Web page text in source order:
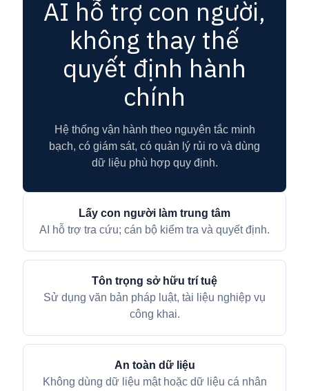
AI hỗ trợ con người,
không thay thế
quyết định hành
chính
Hệ thống vận hành theo nguyên tắc minh
bạch, có giám sát, có quản lý rủi ro và dùng
dữ liệu phù hợp quy định.
Lấy con người làm trung tâm
AI hỗ trợ tra cứu; cán bộ kiểm tra và quyết định.
Tôn trọng sở hữu trí tuệ
Sử dụng văn bản pháp luật, tài liệu nghiệp vụ
công khai.
An toàn dữ liệu
Không dùng dữ liệu mật hoặc dữ liệu cá nhân